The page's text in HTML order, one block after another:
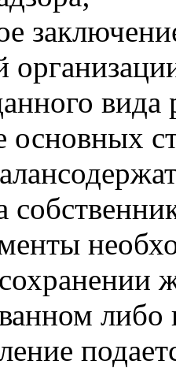
вида
основных
либо